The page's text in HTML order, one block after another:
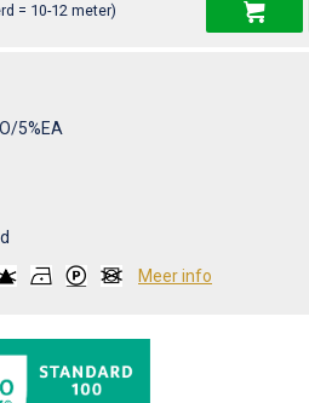
= 10-12 meter)
5%EA
Meer info